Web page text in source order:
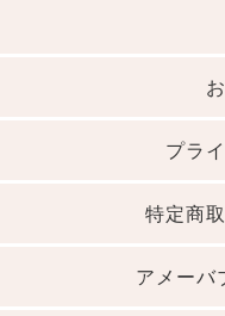
プラ
特定商
アメーバ